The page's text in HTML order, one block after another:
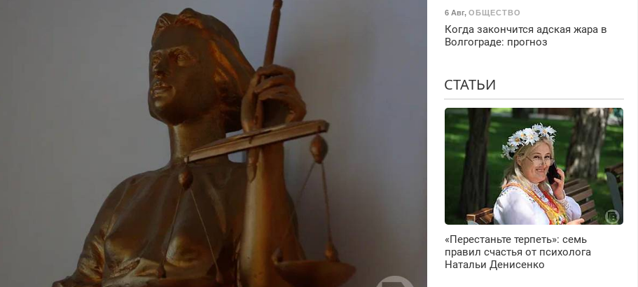
6 Авг, ОБЩЕСТВО
Когда закончится адская жара в
Волгограде: прогноз
СТАТЬИ
«Перестаньте терпеть»: семь
правил счастья от психолога
Натальи Денисенко